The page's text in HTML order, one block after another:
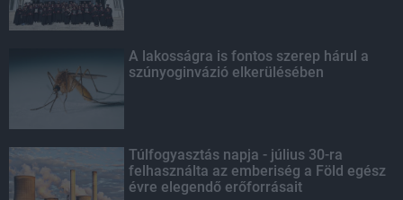
A lakosságra is fontos szerep hárul a
szúnyoginvázió elkerülésében
Túlfogyasztás napja - július 30-ra
felhasználta az emberiség a Föld egész
évre elegendő erőforrásait